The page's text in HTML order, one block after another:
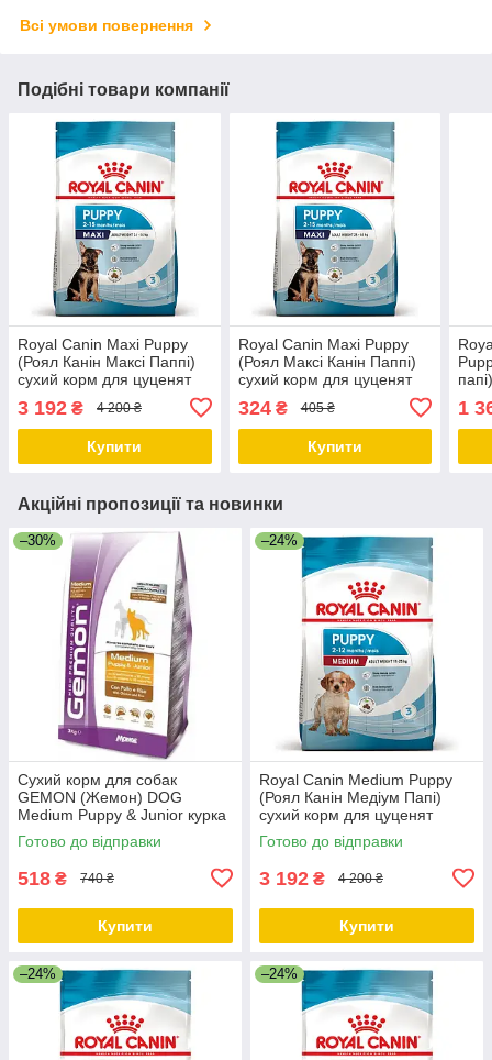
Всі умови повернення
Подібні товари компанії
Royal Canin Maxi Puppy
(Роял Канін Максі Паппі)
сухий корм для цуценят
3 192 ₴ 4 200 ₴
Купити
Royal Canin Maxi Puppy
(Роял Максі Канін Паппі)
сухий корм для цуценят
324₴ 405 ₴
Купити
КГ
1
Акційні пропозиції та новинки
–30%
Сухий корм для собак
GEMON (Жемон) DOG
Medium Puppy & Junior курка
з рисом 3 кг (термін до 29.07)
Готово до відправки
518 ₴ 740 ₴
Купити
–24%
Royal Canin Medium Puppy
(Роял Канін Медіум Папі)
сухий корм для цуценят
порід середніх розмірів, 15
КГ
Готово до відправки
3 192 ₴ 4 200 ₴
Купити
–24% –24%